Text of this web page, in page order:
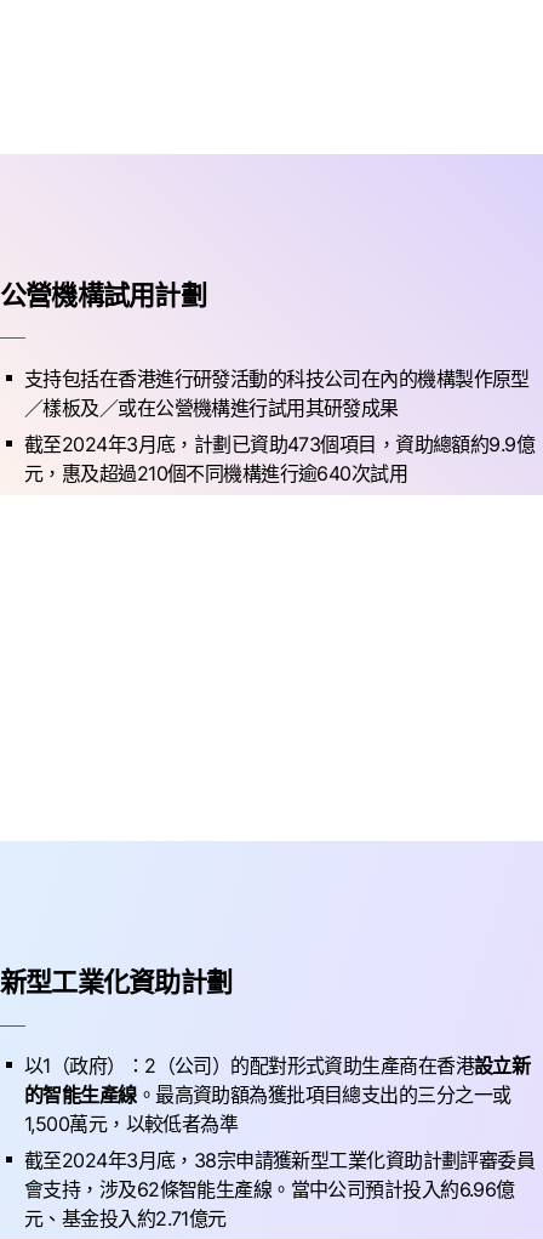
公營機構試用計劃
支持包括在香港進行研發活動的科技公司在內的機構製作原型
／樣板及／或在公營機構進行試用其研發成果
截至2024年3月底，計劃已資助473個項目，資助總額約9.9億
元，惠及超過210個不同機構進行逾640次試用
新型工業化資助計劃
以1（政府）：2（公司）的配對形式資助生產商在香港設立新
的智能生產線。最高資助額為獲批項目總支出的三分之一或
1,500萬元，以較低者為準
截至2024年3月底，38宗申請獲新型工業化資助計劃評審委員
會支持，涉及62條智能生產線。當中公司預計投入約6.96億
元、基金投入約2.71億元